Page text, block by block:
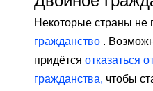
Некоторые страны не
гражданство .
придётся отказаться
гражданства, чтобы